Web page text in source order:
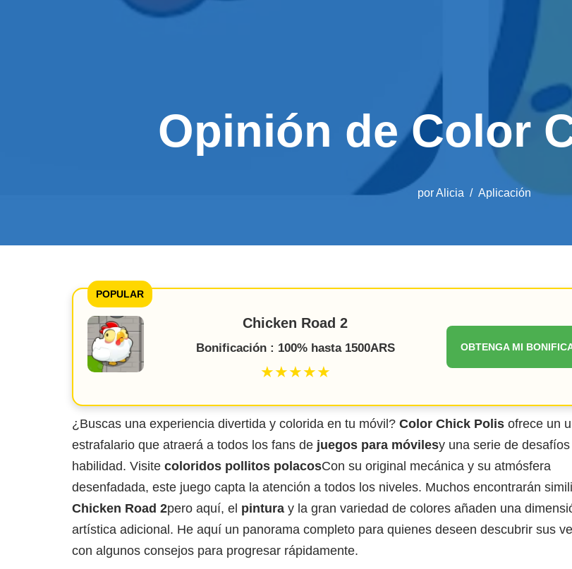
Opinión de Color
porAlicia Aplicación
POPULAR
Chicken Road 2
Bonificación : 100% hasta 1500ARS
★★★★★
OBTENGA MI
¿Buscas una experiencia divertida y colorida en tu móvil? Color Chick Polis ofrece un
estrafalario que atraerá a todos los fans de juegos para móvilesy una serie de
habilidad. Visite coloridos pollitos polacosCon su original mecánica y su atmósfera
desenfadada, este juego capta la atención a todos los niveles. Muchos encontrarán
Chicken Road 2pero aquí, el pintura y la gran variedad de colores añaden una
artística adicional. He aquí un panorama completo para quienes deseen descubrir sus
con algunos consejos para progresar rápidamente.